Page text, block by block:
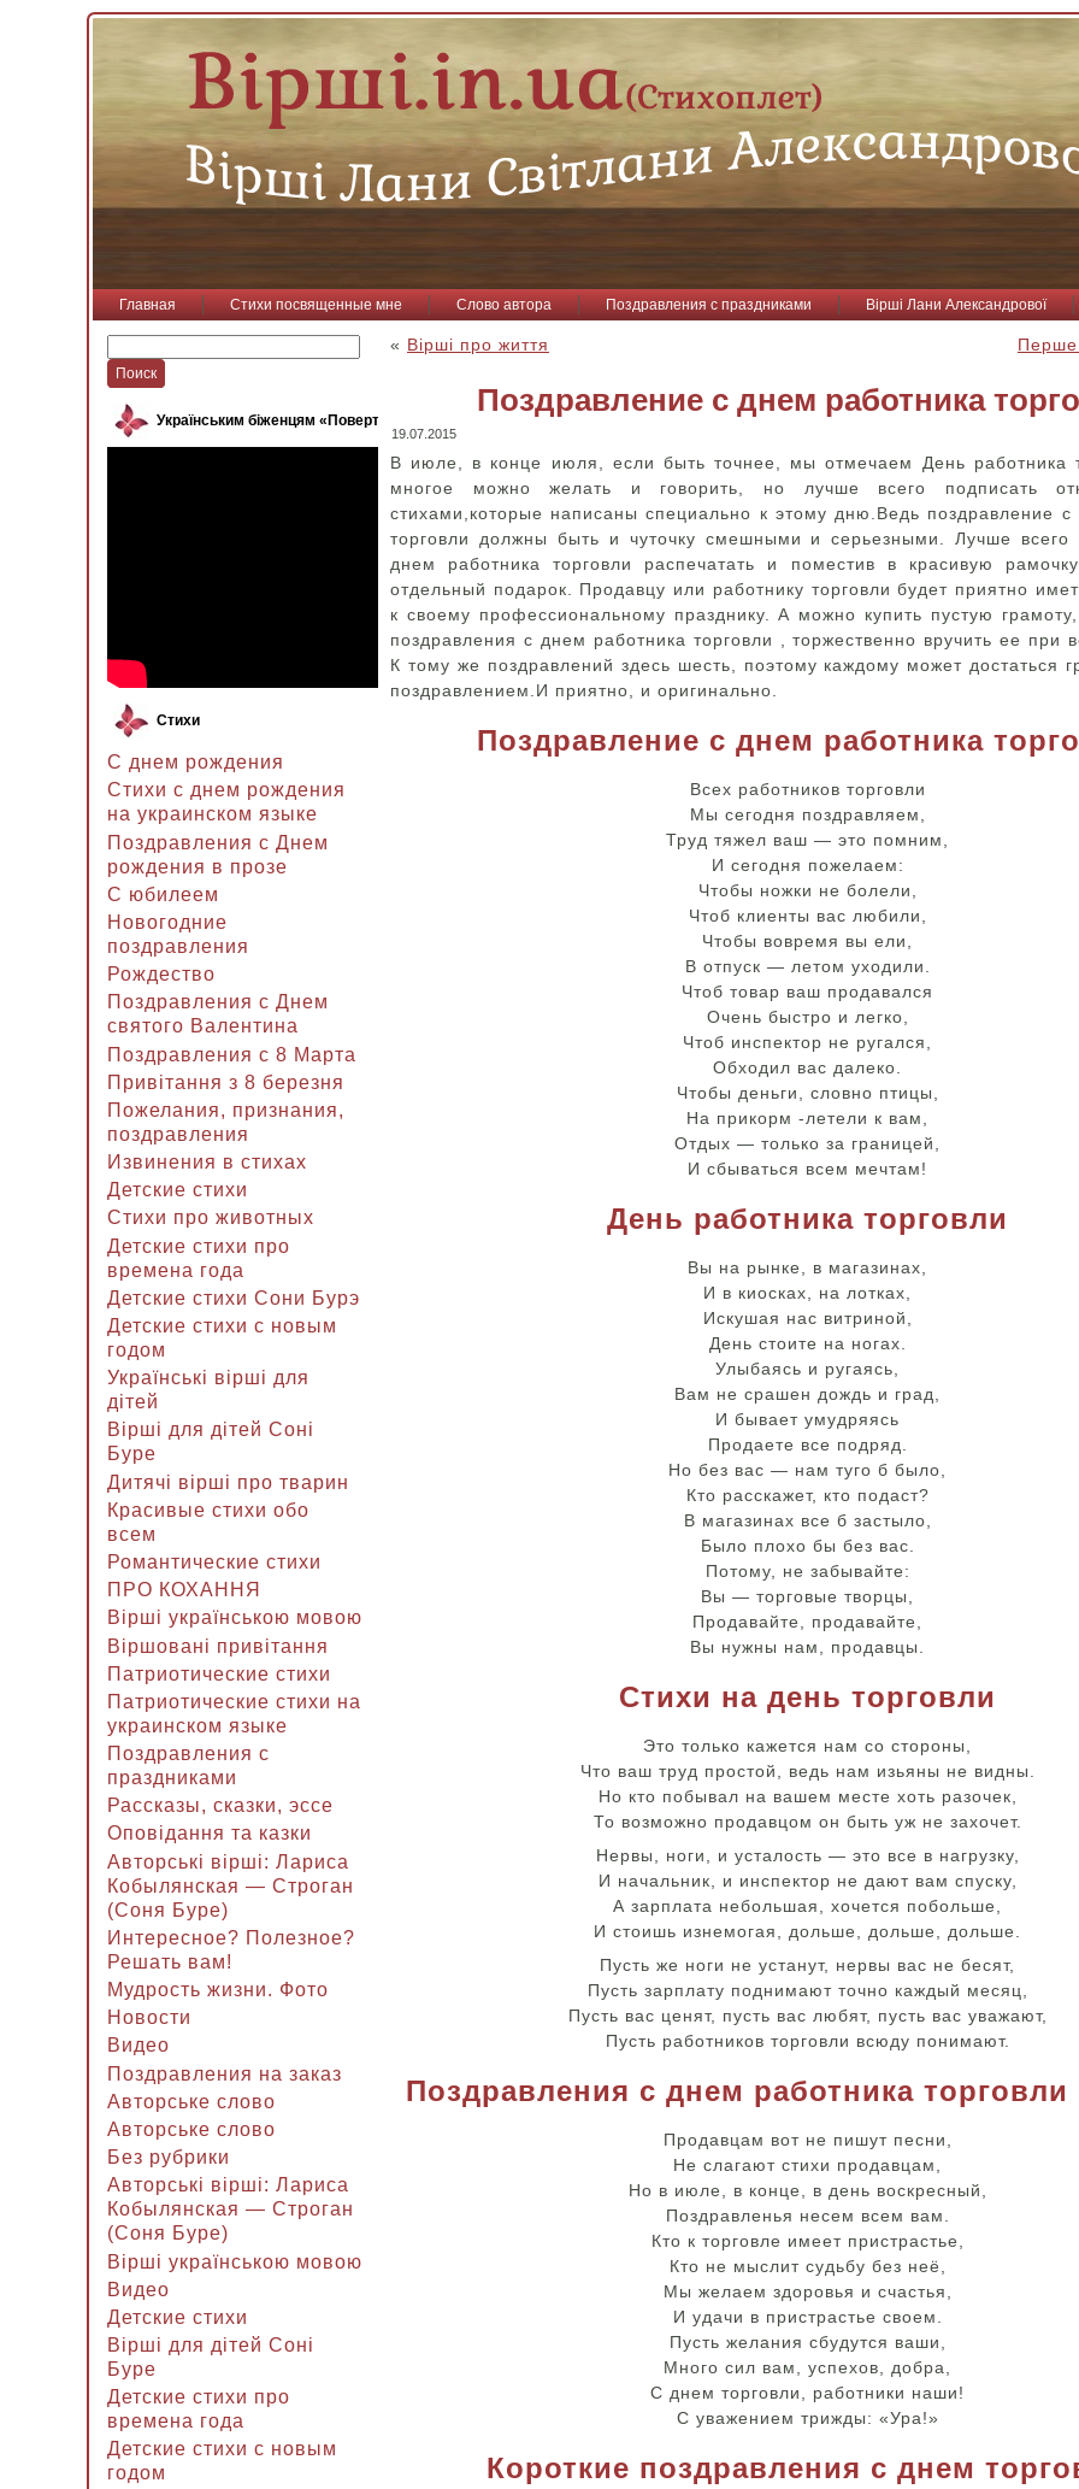
Главная Стихи посвященные мне Слово автора Поздравления с праздниками Вірші Лани Александрової
Українським біженцям «Повертайся, пташко»
Стихи
С днем рождения
Стихи с днем рождения
на украинском языке
Поздравления с Днем
рождения в прозе
C юбилеем
Новогодние
поздравления
Рождество
Поздравления с Днем
святого Валентина
Поздравления с 8 Марта
Привітання з 8 березня
Пожелания, признания,
поздравления
Извинения в стихах
Детские стихи
Стихи про животных
Детские стихи про
времена года
Детские стихи Сони Бурэ
Детские стихи с новым
годом
Українські вірші для
дітей
Вірші для дітей Соні
Буре
Дитячі вірші про тварин
Красивые стихи обо
всем
Романтические стихи
ПРО КОХАННЯ
Вірші українською мовою
Віршовані привітання
Патриотические стихи
Патриотические стихи на
украинском языке
Поздравления с
праздниками
Рассказы, сказки, эссе
Оповідання та казки
Авторські вірші: Лариса
Кобылянская — Строган
(Соня Буре)
Интересное? Полезное?
Решать вам!
Мудрость жизни. Фото
Новости
Видео
Поздравления на заказ
Авторське слово
Авторське слово
Без рубрики
Авторські вірші: Лариса
Кобылянская — Строган
(Соня Буре)
Вірші українською мовою
Видео
Детские стихи
Вірші для дітей Соні
Буре
Детские стихи про
времена года
Детские стихи с новым
годом
« Вірші про життя Перше
Поздравление с днем работника
19.07.2015
В июле, в конце июля, если быть точнее, мы отмечаем День работника
многое можно желать и говорить, но лучше всего подписать
стихами,которые написаны специально к этому дню.Ведь поздравление с
торговли должны быть и чуточку смешными и серьезными. Лучше всего
днем работника торговли распечатать и поместив в красивую
отдельный подарок. Продавцу или работнику торговли будет приятно
к своему профессиональному празднику. А можно купить пустую
поздравления с днем работника торговли , торжественно вручить ее при
К тому же поздравлений здесь шесть, поэтому каждому может достаться
поздравлением.И приятно, и оригинально.
Поздравление с днем работника
Всех работников торговли
Мы сегодня поздравляем,
Труд тяжел ваш — это помним,
И сегодня пожелаем:
Чтобы ножки не болели,
Чтоб клиенты вас любили,
Чтобы вовремя вы ели,
В отпуск — летом уходили.
Чтоб товар ваш продавался
Очень быстро и легко,
Чтоб инспектор не ругался,
Обходил вас далеко.
Чтобы деньги, словно птицы,
На прикорм -летели к вам,
Отдых — только за границей,
И сбываться всем мечтам!
День работника торговли
Вы на рынке, в магазинах,
И в киосках, на лотках,
Искушая нас витриной,
День стоите на ногах.
Улыбаясь и ругаясь,
Вам не срашен дождь и град,
И бывает умудряясь
Продаете все подряд.
Но без вас — нам туго б было,
Кто расскажет, кто подаст?
В магазинах все б застыло,
Было плохо бы без вас.
Потому, не забывайте:
Вы — торговые творцы,
Продавайте, продавайте,
Вы нужны нам, продавцы.
Стихи на день торговли
Это только кажется нам со стороны,
Что ваш труд простой, ведь нам изьяны не видны.
Но кто побывал на вашем месте хоть разочек,
То возможно продавцом он быть уж не захочет.
Нервы, ноги, и усталость — это все в нагрузку,
И начальник, и инспектор не дают вам спуску,
А зарплата небольшая, хочется побольше,
И стоишь изнемогая, дольше, дольше, дольше.
Пусть же ноги не устанут, нервы вас не бесят,
Пусть зарплату поднимают точно каждый месяц,
Пусть вас ценят, пусть вас любят, пусть вас уважают,
Пусть работников торговли всюду понимают.
Поздравления с днем работника торговли
Продавцам вот не пишут песни,
Не слагают стихи продавцам,
Но в июле, в конце, в день воскресный,
Поздравленья несем всем вам.
Кто к торговле имеет пристрастье,
Кто не мыслит судьбу без неё,
Мы желаем здоровья и счастья,
И удачи в пристрастье своем.
Пусть желания сбудутся ваши,
Много сил вам, успехов, добра,
С днем торговли, работники наши!
С уважением трижды: «Ура!»
Короткие поздравления с днем